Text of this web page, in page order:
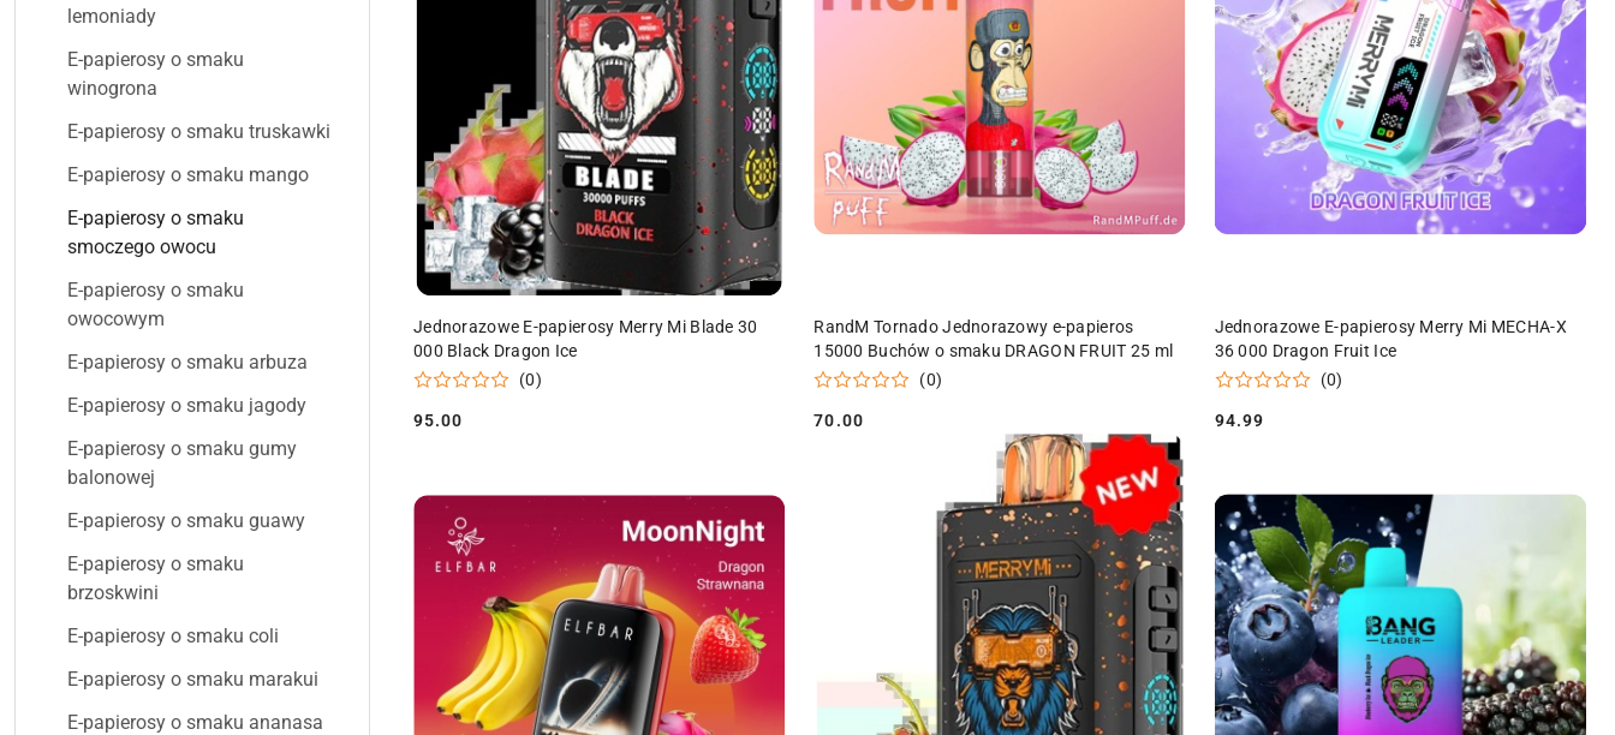
lemoniady
E-papierosy o smaku
winogrona
E-papierosy o smaku truskawki
E-papierosy o smaku mango
E-papierosy o smaku
smoczego owocu
E-papierosy o smaku
owocowym
E-papierosy o smaku arbuza
E-papierosy o smaku jagody
E-papierosy o smaku gumy
balonowej
E-papierosy o smaku guawy
E-papierosy o smaku
brzoskwini
E-papierosy o smaku coli
E-papierosy o smaku marakui
E-papierosy o smaku ananasa
Jednorazowe E-papierosy Merry Mi Blade 30
000 Black Dragon Ice
(0)
Cena:
95.00
DO KOSZYKA
RandM Tornado Jednorazowy e-papieros
15000 Buchów o smaku DRAGON FRUIT 25 ml
(0)
Cena:
70.00
Jednorazowe E-papierosy Merry Mi MECHA-X
36 000 Dragon Fruit Ice
(0)
Cena:
94.99
PRODUKT NIEDOSTĘPNY